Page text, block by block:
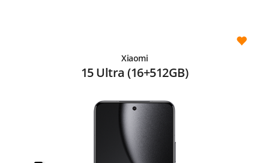
Xiaomi
15 Ultra (16+512GB)